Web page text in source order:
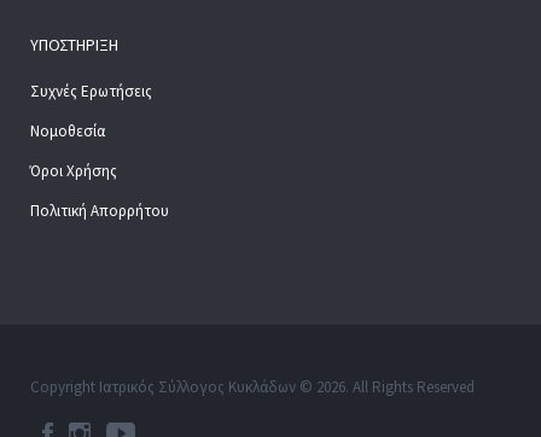
ΥΠΟΣΤΉΡΙΞΗ
Συχνές Ερωτήσεις
Νομοθεσία
Όροι Χρήσης
Πολιτική Απορρήτου
Copyright Ιατρικός Σύλλογος Κυκλάδων © 2026. All Rights Reserved